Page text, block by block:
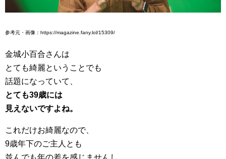
参考元・画像：https://magazine.fany.lol/15309/
金城小百合さんは
とても綺麗ということでも
話題になっていて、
とても39歳には
見えないですよね。
これだけお綺麗なので、
9歳年下のご主人とも